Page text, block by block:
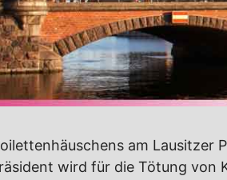
am
wird für die Tötung